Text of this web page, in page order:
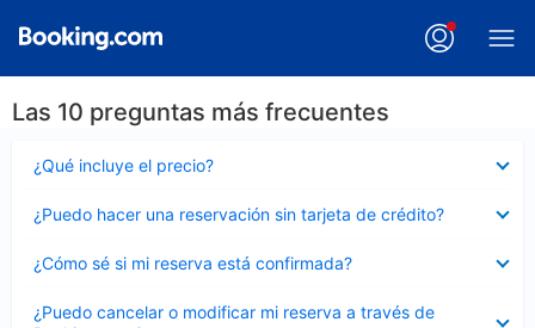
Las 10 preguntas más frecuentes
¿Qué incluye el precio?
cerrado
¿Puedo hacer una reservación sin tarjeta de crédito?
cerrado
¿Cómo sé si mi reserva está confirmada?
cerrado
¿Puedo cancelar o modificar mi reserva a través de
cerrado